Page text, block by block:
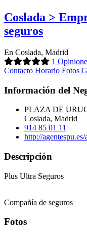
Coslada >
seguros
En Coslada, Madrid
1
Contacto Horario Fotos
Información del
PLAZA DE
Coslada, Madrid
914 85 01 11
http://
Descripción
Plus Ultra Seguros
Compañía de seguros
Fotos